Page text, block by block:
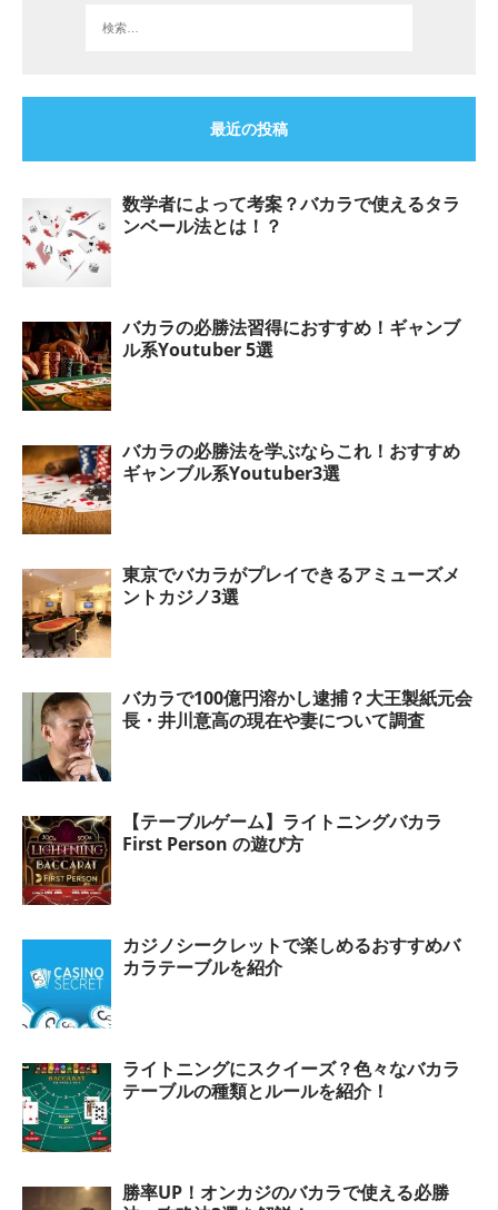
最近の投稿
数学者によって考案？バカラで使えるタラ
ンベール法とは！？
バカラの必勝法習得におすすめ！ギャンブ
ル系Youtuber 5選
バカラの必勝法を学ぶならこれ！おすすめ
ギャンブル系Youtuber3選
東京でバカラがプレイできるアミューズメ
ントカジノ3選
バカラで100億円溶かし逮捕？大王製紙元会
長・井川意高の現在や妻について調査
【テーブルゲーム】ライトニングバカラ
First Person の遊び方
カジノシークレットで楽しめるおすすめバ
カラテーブルを紹介
ライトニングにスクイーズ？色々なバカラ
テーブルの種類とルールを紹介！
勝率UP！オンカジのバカラで使える必勝